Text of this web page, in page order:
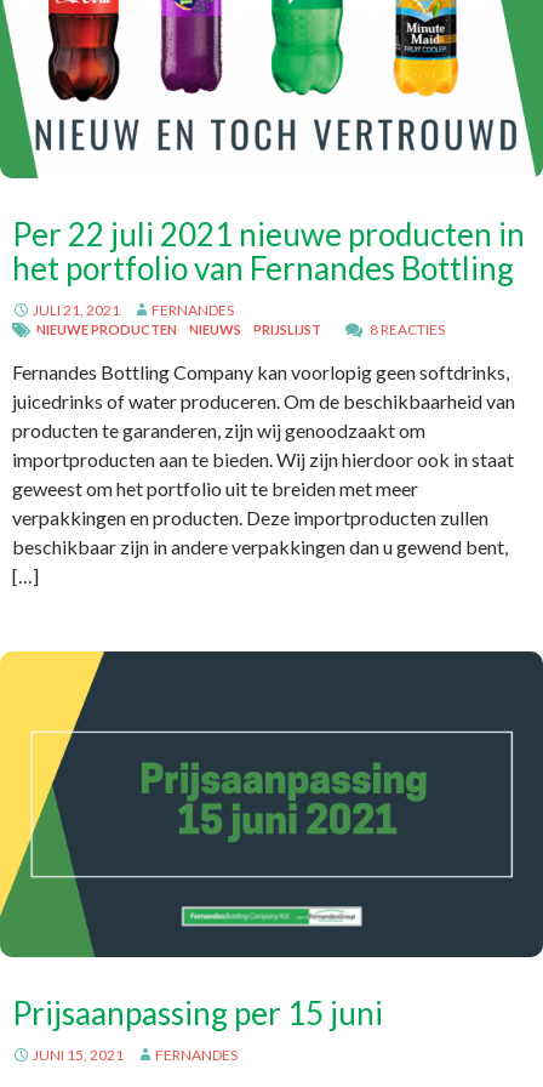
Per 22 juli 2021 nieuwe producten in
het portfolio van Fernandes Bottling
JULI 21, 2021 FERNANDES
NIEUWE PRODUCTEN NIEUWS PRIJSLIJST 8 REACTIES
Fernandes Bottling Company kan voorlopig geen softdrinks,
juicedrinks of water produceren. Om de beschikbaarheid van
producten te garanderen, zijn wij genoodzaakt om
importproducten aan te bieden. Wij zijn hierdoor ook in staat
geweest om het portfolio uit te breiden met meer
verpakkingen en producten. Deze importproducten zullen
beschikbaar zijn in andere verpakkingen dan u gewend bent,
[…]
Prijsaanpassing per 15 juni
JUNI 15, 2021 FERNANDES